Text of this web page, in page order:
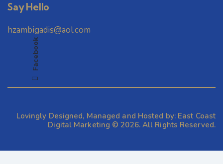
Say Hello
hzambigadis@aol.com
Lovingly Designed, Managed and Hosted by: East Coast
Digital Marketing © 2026. All Rights Reserved.
Facebook